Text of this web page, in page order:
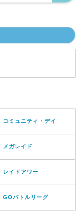
コミュニティ・デイ
メガレイド
レイドアワー
GOバトルリーグ